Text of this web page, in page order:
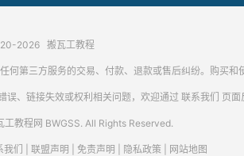
2026 搬瓦工教程
第三方服务的交易、付款、退款或售后纠纷。购买和
误、链接失效或权利相关问题，欢迎通过 联系我们 页面
教程网 BWGSS. All Rights Reserved.
们 联盟声明 免责声明 隐私政策 网站地图